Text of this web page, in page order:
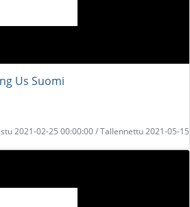
Us Suomi
2021-02-25 00:00:00 / Tallennettu 2021-05-15